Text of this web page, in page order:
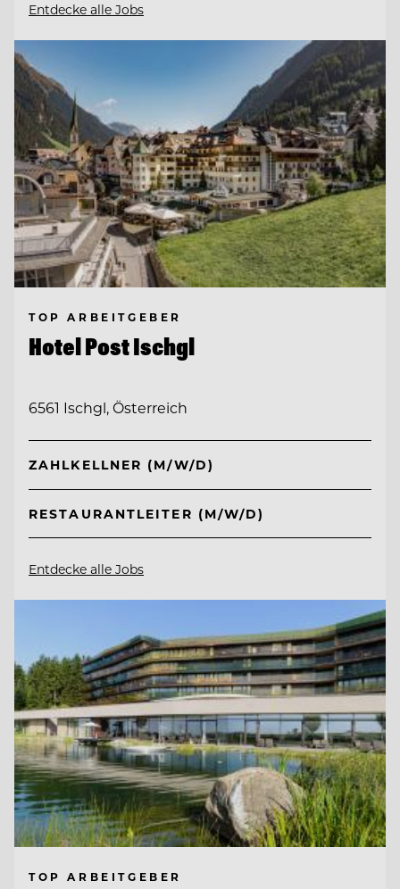
Entdecke alle Jobs
TOP ARBEITGEBER
Hotel Post Ischgl
6561 Ischgl, Österreich
ZAHLKELLNER (M/W/D)
RESTAURANTLEITER (M/W/D)
Entdecke alle Jobs
TOP ARBEITGEBER